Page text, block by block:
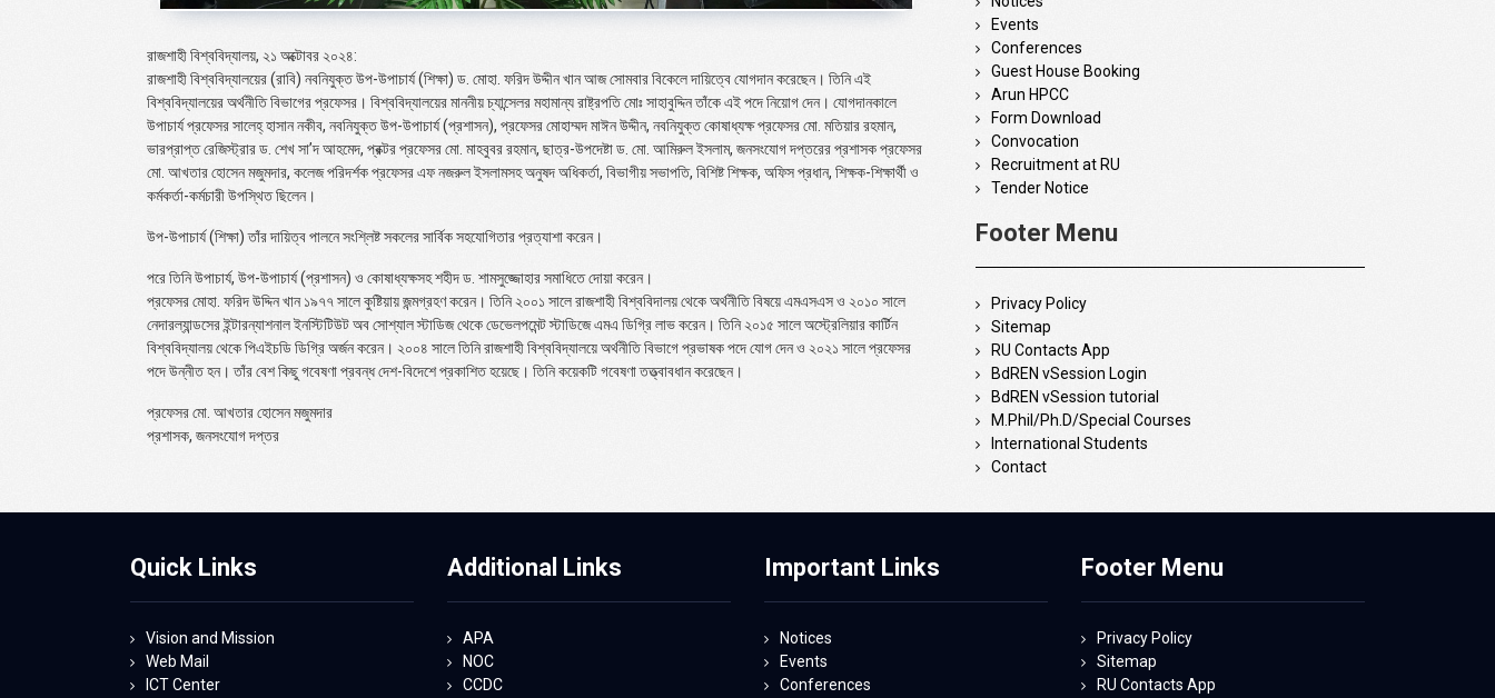
রাজশাহী বিশ্ববিদ্যালয়, ২১ অক্টোবর ২০২৪:
রাজশাহী বিশ্ববিদ্যালয়ের (রাবি) নবনিযুক্ত উপ-উপাচার্য (শিক্ষা) ড. মোহা. ফরিদ উদ্দীন খান আজ সোমবার বিকেলে দায়িত্বে যোগদান করেছেন। তিনি এই
বিশ্ববিদ্যালয়ের অর্থনীতি বিভাগের প্রফেসর। বিশ্ববিদ্যালয়ের মাননীয় চ্যান্সেলর মহামান্য রাষ্ট্রপতি মোঃ সাহাবুদ্দিন তাঁকে এই পদে নিয়োগ দেন। যোগদানকালে
উপাচার্য প্রফেসর সালেহ্ হাসান নকীব, নবনিযুক্ত উপ-উপাচার্য (প্রশাসন), প্রফেসর মোহাম্মদ মাঈন উদ্দীন, নবনিযুক্ত কোষাধ্যক্ষ প্রফেসর মো. মতিয়ার রহমান,
ভারপ্রাপ্ত রেজিস্ট্রার ড. শেখ সা’দ আহমেদ, প্রক্টর প্রফেসর মো. মাহবুবর রহমান, ছাত্র-উপদেষ্টা ড. মো. আমিরুল ইসলাম, জনসংযোগ দপ্তরের প্রশাসক প্রফেসর
মো. আখতার হোসেন মজুমদার, কলেজ পরিদর্শক প্রফেসর এফ নজরুল ইসলামসহ অনুষদ অধিকর্তা, বিভাগীয় সভাপতি, বিশিষ্ট শিক্ষক, অফিস প্রধান, শিক্ষক-শিক্ষার্থী ও
কর্মকর্তা-কর্মচারী উপস্থিত ছিলেন।
উপ-উপাচার্য (শিক্ষা) তাঁর দায়িত্ব পালনে সংশ্লিষ্ট সকলের সার্বিক সহযোগিতার প্রত্যাশা করেন।
পরে তিনি উপাচার্য, উপ-উপাচার্য (প্রশাসন) ও কোষাধ্যক্ষসহ শহীদ ড. শামসুজ্জোহার সমাধিতে দোয়া করেন।
প্রফেসর মোহা. ফরিদ উদ্দিন খান ১৯৭৭ সালে কুষ্টিয়ায় জন্মগ্রহণ করেন। তিনি ২০০১ সালে রাজশাহী বিশ্ববিদালয় থেকে অর্থনীতি বিষয়ে এমএসএস ও ২০১০ সালে
নেদারল্যান্ডসের ইন্টারন্যাশনাল ইনস্টিটিউট অব সোশ্যাল স্টাডিজ থেকে ডেভেলপমেন্ট স্টাডিজে এমএ ডিগ্রি লাভ করেন। তিনি ২০১৫ সালে অস্ট্রেলিয়ার কার্টিন
বিশ্ববিদ্যালয় থেকে পিএইচডি ডিগ্রি অর্জন করেন। ২০০৪ সালে তিনি রাজশাহী বিশ্ববিদ্যালয়ে অর্থনীতি বিভাগে প্রভাষক পদে যোগ দেন ও ২০২১ সালে প্রফেসর
পদে উন্নীত হন। তাঁর বেশ কিছু গবেষণা প্রবন্ধ দেশ-বিদেশে প্রকাশিত হয়েছে। তিনি কয়েকটি গবেষণা তত্ত্বাবধান করেছেন।
প্রফেসর মো. আখতার হোসেন মজুমদার
প্রশাসক, জনসংযোগ দপ্তর
Events
Conferences
Guest House Booking
Arun HPCC
Form Download
Convocation
Recruitment at RU
Tender Notice
Footer Menu
Privacy Policy
Sitemap
RU Contacts App
BdREN vSession Login
BdREN vSession tutorial
M.Phil/Ph.D/Special Courses
International Students
Contact
Quick Links
Vision and Mission
Web Mail
ICT Center
Additional Links
APA
NOC
CCDC
Important Links
Notices
Events
Conferences
Footer Menu
Privacy Policy
Sitemap
RU Contacts App